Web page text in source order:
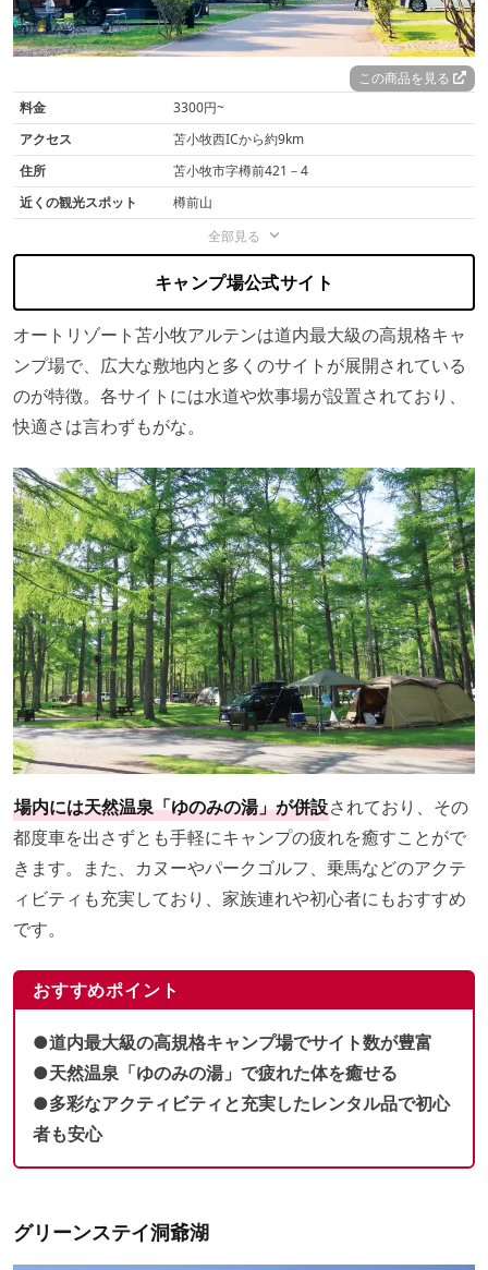
この商品を見る
料金
3300円~
アクセス
苫小牧西ICから約9km
住所
苫小牧市字樽前421－4
近くの観光スポット
樽前山
全部見る
キャンプ場公式サイト
オートリゾート苫小牧アルテンは道内最大級の高規格キャ
ンプ場で、広大な敷地内と多くのサイトが展開されている
のが特徴。各サイトには水道や炊事場が設置されており、
快適さは言わずもがな。
場内には天然温泉「ゆのみの湯」が併設されており、その
都度車を出さずとも手軽にキャンプの疲れを癒すことがで
きます。また、カヌーやパークゴルフ、乗馬などのアクテ
ィビティも充実しており、家族連れや初心者にもおすすめ
です。
おすすめポイント
●道内最大級の高規格キャンプ場でサイト数が豊富
●天然温泉「ゆのみの湯」で疲れた体を癒せる
●多彩なアクティビティと充実したレンタル品で初心
者も安心
グリーンステイ洞爺湖